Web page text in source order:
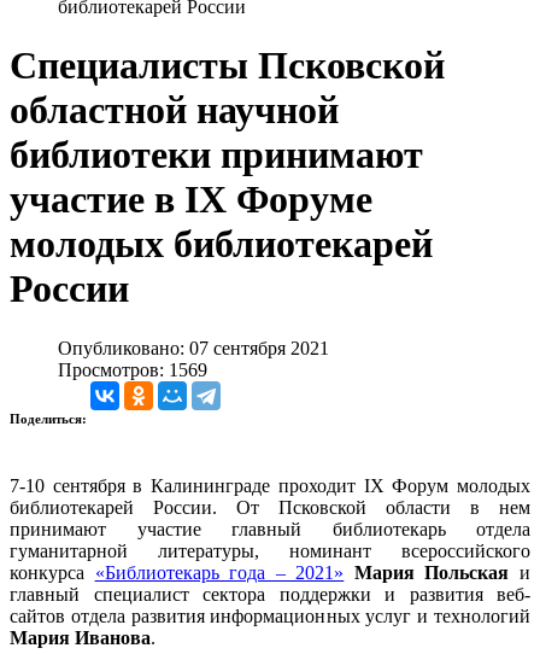
библиотекарей России
Специалисты Псковской
областной научной
библиотеки принимают
участие в IX Форуме
молодых библиотекарей
России
Опубликовано: 07 сентября 2021
Просмотров: 1569
Поделиться:
7-10 сентября в Калининграде проходит IX Форум молодых
библиотекарей России. От Псковской области в нем
принимают участие главный библиотекарь отдела
гуманитарной литературы, номинант всероссийского
конкурса «Библиотекарь года – 2021» Мария Польская и
главный специалист сектора поддержки и развития веб-
сайтов отдела развития информационных услуг и технологий
Мария Иванова.